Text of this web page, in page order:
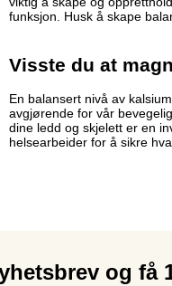
funksjon. Husk å skape
Visste du at
En balansert nivå av
avgjørende for vår
dine ledd og skjelett er en
helsearbeider for å sikre
og få